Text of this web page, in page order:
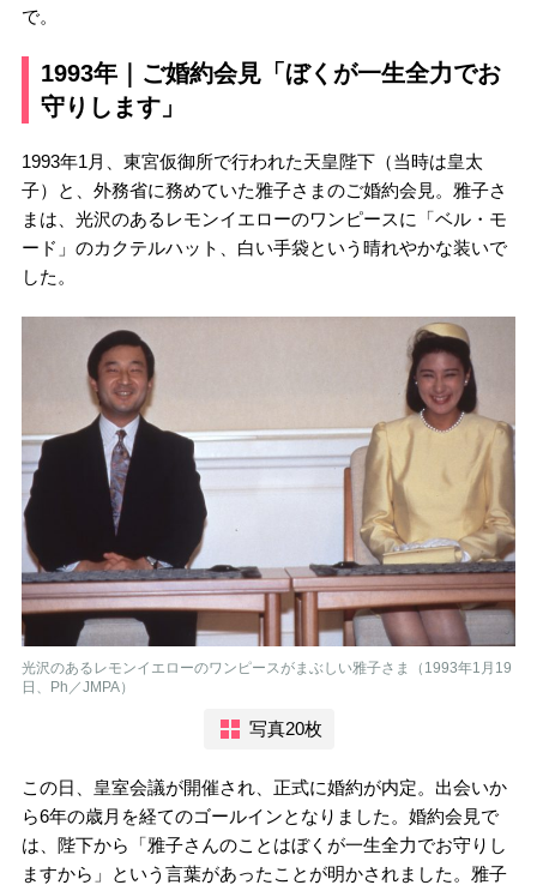
で。
1993年｜ご婚約会見「ぼくが一生全力でお
守りします」
1993年1月、東宮仮御所で行われた天皇陛下（当時は皇太
子）と、外務省に務めていた雅子さまのご婚約会見。雅子さ
まは、光沢のあるレモンイエローのワンピースに「ベル・モ
ード」のカクテルハット、白い手袋という晴れやかな装いで
した。
光沢のあるレモンイエローのワンピースがまぶしい雅子さま（1993年1月19
日、Ph／JMPA）
写真20枚
この日、皇室会議が開催され、正式に婚約が内定。出会いか
ら6年の歳月を経てのゴールインとなりました。婚約会見で
は、陛下から「雅子さんのことはぼくが一生全力でお守りし
ますから」という言葉があったことが明かされました。雅子